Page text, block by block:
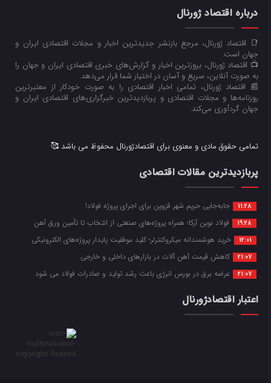
درباره اقتصاد ژورنال
📑 اقتصاد ژورنال، مرجع بازنشر جدیدترین اخبار و مجلات اقتصادی ایران و
جهان است.
📺 اقتصاد ژورنال، بروزترین اخبار و گزارش‌های خبری اقتصادی ایران و جهان را
به صورت آنلاین، سریع و آسان در اختیار شما قرار می‌‌دهد.
📰 اقتصاد ژورنال، تمامی اخبار اقتصادی را به صورت خودکار از معتبرترین
روزنامه‌ها و مجلات اقتصادی و پربازدیدترین خبرگزاری‌های اقتصادی ایران و
جهان گردآوری می‌کند.
تمامی حقوق مادی و معنوی برای اقتصادژورنال محفوظ می باشد 🥰
پربازدیدترین مقالات اقتصادی
11:28 جابه‌جایی حریم شهر قزوین برای اجرای پروژه فولاد!
19:28 فولاد نوین آرکا؛ همراه پروژه‌های صنعتی از انتخاب تا تأمین ورق آهن
12:01 خرید هوشمندانه میکروکنترلر؛ کلید موفقیت پایدار پروژه‌های الکترونیکی
21:07 کاهش قیمت آهن آلات در بازارهای داخلی و خارجی
21:07 عرضه برق در بورس انرژی باعث رشد تولید و صادرات فولاد می شود
اعتبار اقتصادژورنال